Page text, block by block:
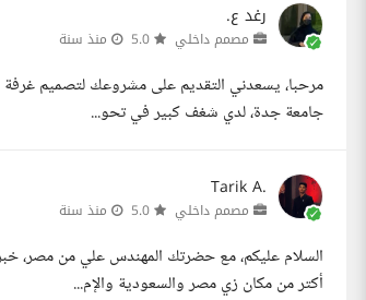
رغد ع.
مصمم داخلي منذ سنة
مرحبا، يسعدني التقديم على مشروعك لتصميم غرفة
جامعة جدة، لدي شغف كبير في تحو...
Tarik A.
مصمم داخلي منذ سنة
أكتر من مكان زي مصر والسعودية والإم...